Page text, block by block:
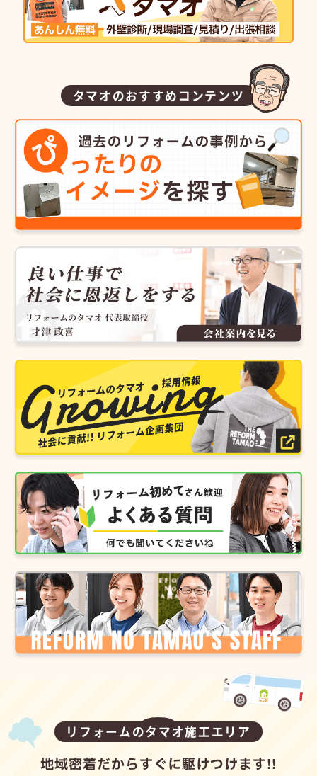
タマオのおすすめコンテンツ
リフォームのタマオ施工エリア
地域密着だからすぐに駆けつけます!!